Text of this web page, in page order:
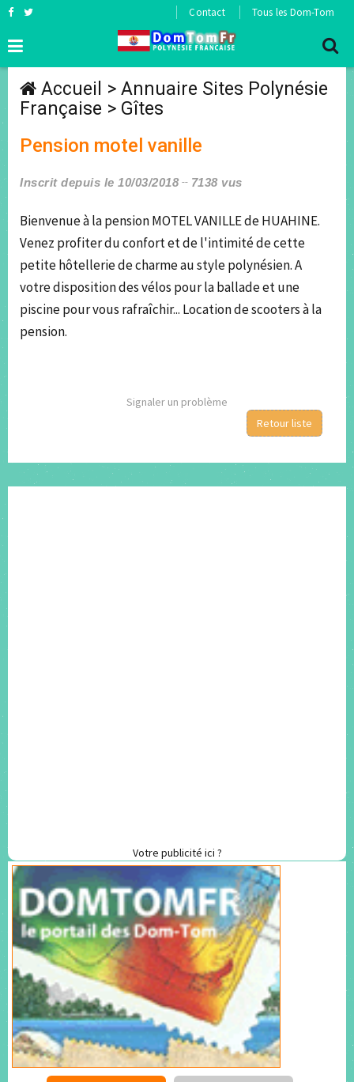
Contact Tous les Dom-Tom
Accueil > Annuaire Sites Polynésie
Française > Gîtes
Pension motel vanille
Inscrit depuis le 10/03/2018 7138 vus
Bienvenue à la pension MOTEL VANILLE de HUAHINE.
Venez profiter du confort et de l'intimité de cette
petite hôtellerie de charme au style polynésien. A
votre disposition des vélos pour la ballade et une
piscine pour vous rafraîchir... Location de scooters à la
pension.
Signaler un problème
Retour liste
Votre publicité ici ?